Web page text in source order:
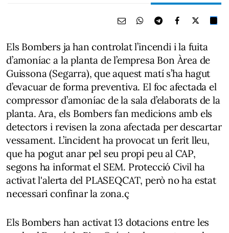
Els Bombers ja han controlat l’incendi i la fuita
d’amoníac a la planta de l’empresa Bon Àrea de
Guissona (Segarra), que aquest matí s’ha hagut
d’evacuar de forma preventiva. El foc afectada el
compressor d’amoníac de la sala d’elaborats de la
planta. Ara, els Bombers fan medicions amb els
detectors i revisen la zona afectada per descartar
vessament. L’incident ha provocat un ferit lleu,
que ha pogut anar pel seu propi peu al CAP,
segons ha informat el SEM. Protecció Civil ha
activat l'alerta del PLASEQCAT, però no ha estat
necessari confinar la zona.ç
Els Bombers han activat 13 dotacions entre les